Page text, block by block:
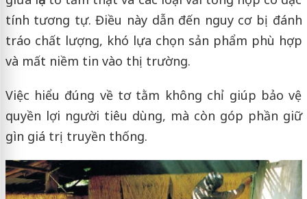
tính tương tự. Điều này dẫn đến nguy cơ bị đánh
tráo chất lượng, khó lựa chọn sản phẩm phù hợp
và mất niềm tin vào thị trường.
Việc hiểu đúng về tơ tằm không chỉ giúp bảo vệ
quyền lợi người tiêu dùng, mà còn góp phần giữ
gìn giá trị truyền thống.